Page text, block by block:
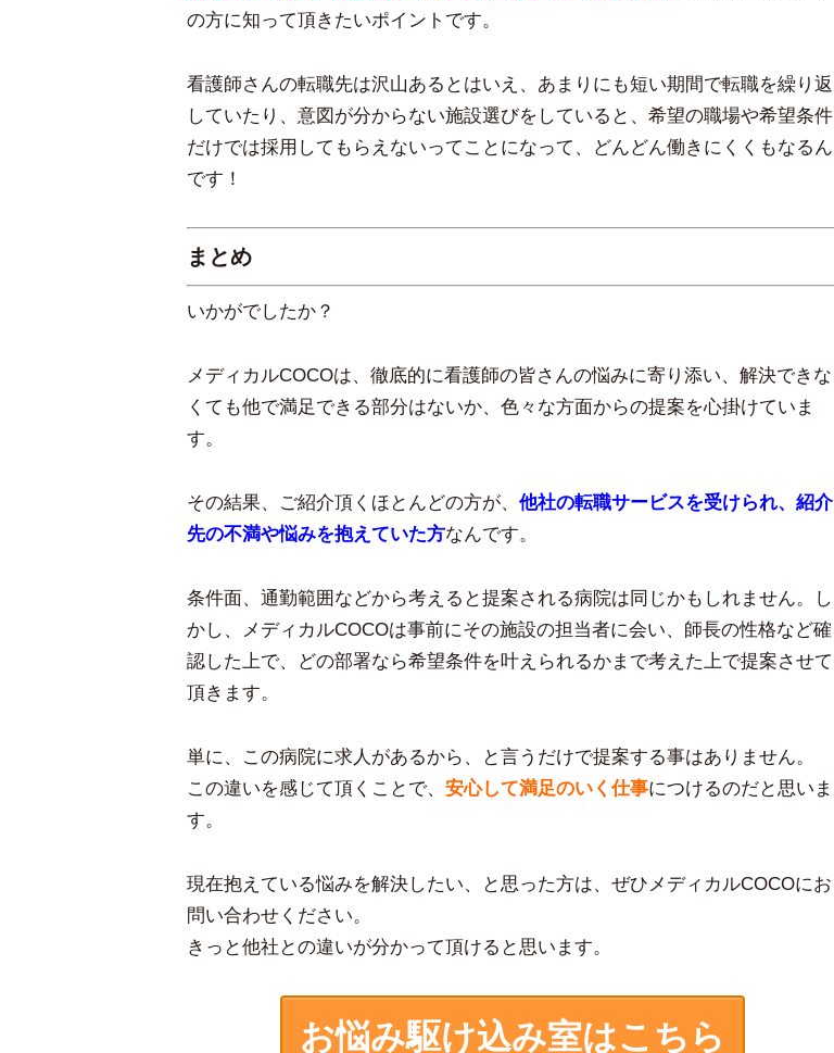
の方に知って頂きたいポイントです。
看護師さんの転職先は沢山あるとはいえ、あまりにも短い期間で転職を繰り返
していたり、意図が分からない施設選びをしていると、希望の職場や希望条件
だけでは採用してもらえないってことになって、どんどん働きにくくもなるん
です！
まとめ
いかがでしたか？
メディカルCOCOは、徹底的に看護師の皆さんの悩みに寄り添い、解決できな
くても他で満足できる部分はないか、色々な方面からの提案を心掛けていま
す。
その結果、ご紹介頂くほとんどの方が、 他社の転職サービスを受けられ、紹介
先の不満や悩みを抱えていた方なんです。
条件面、通勤範囲などから考えると提案される病院は同じかもしれません。し
かし、メディカルCOCOは事前にその施設の担当者に会い、師長の性格など確
認した上で、どの部署なら希望条件を叶えられるかまで考えた上で提案させて
頂きます。
単に、この病院に求人があるから、と言うだけで提案する事はありません。
この違いを感じて頂くことで、 安心して満足のいく仕事につけるのだと思いま
す。
現在抱えている悩みを解決したい、と思った方は、ぜひメディカルCOCOにお
問い合わせください。
きっと他社との違いが分かって頂けると思います。
お悩み駆け込み室はこちら